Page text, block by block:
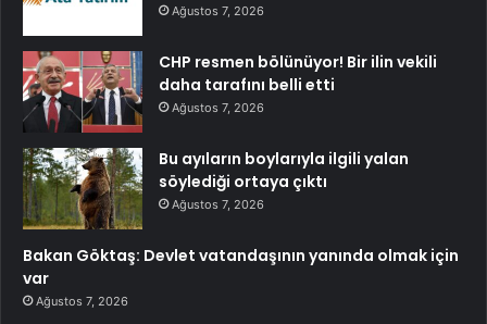
Ağustos 7, 2026
CHP resmen bölünüyor! Bir ilin vekili
daha tarafını belli etti
Ağustos 7, 2026
Bu ayıların boylarıyla ilgili yalan
söylediği ortaya çıktı
Ağustos 7, 2026
Bakan Göktaş: Devlet vatandaşının yanında olmak için
var
Ağustos 7, 2026